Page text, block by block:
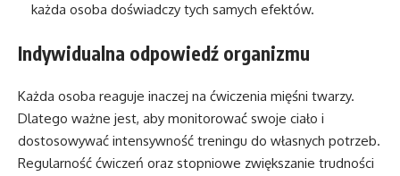
każda osoba doświadczy tych samych efektów.
Indywidualna odpowiedź organizmu
Każda osoba reaguje inaczej na ćwiczenia mięśni twarzy.
Dlatego ważne jest, aby monitorować swoje ciało i
dostosowywać intensywność treningu do własnych potrzeb.
Regularność ćwiczeń oraz stopniowe zwiększanie trudności